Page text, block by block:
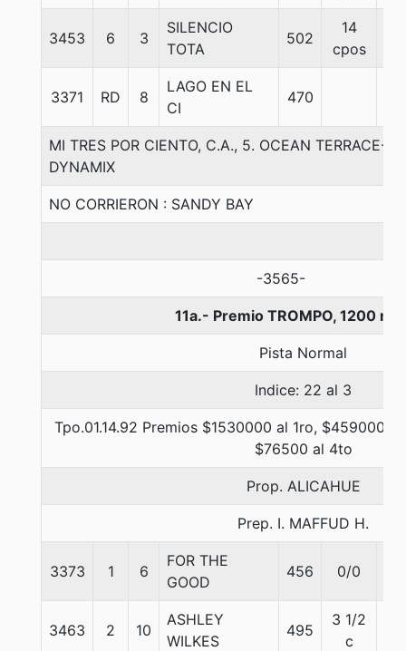
3453 6 3
SILENCIO
TOTA
502
14
cpos
3371 RD 8
LAGO EN EL
CI
470
MI TRES POR CIENTO, C.A., 5. OCEAN TERRACE-
DYNAMIX
NO CORRIERON : SANDY BAY
-3565-
11a.- Premio TROMPO, 1200
Pista Normal
Indice: 22 al 3
Tpo.01.14.92 Premios $1530000 al 1ro, $459000
$76500 al 4to
Prop. ALICAHUE
Prep. I. MAFFUD H.
3373 1 6
FOR THE
GOOD
456 0/0
3463 2 10
ASHLEY
WILKES
495
3 1/2
c